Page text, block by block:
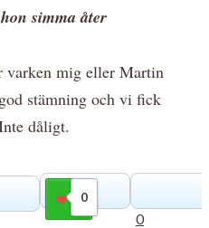
simma åter
varken mig eller Martin
stämning och vi fick
dåligt.
0
Gilla
0